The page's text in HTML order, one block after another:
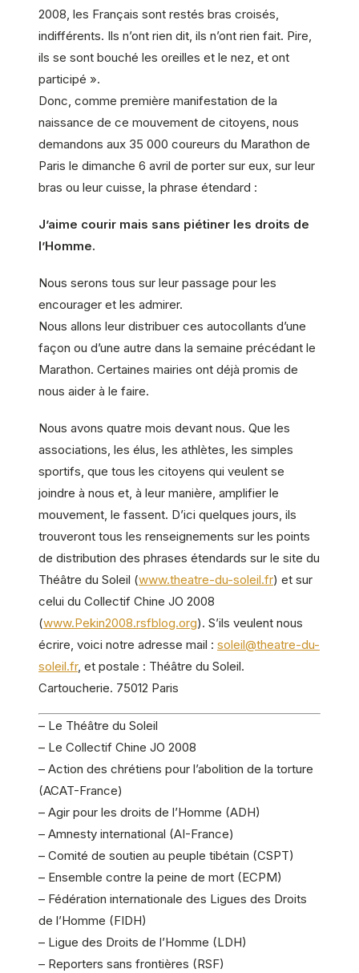
2008, les Français sont restés bras croisés,
indifférents. Ils n’ont rien dit, ils n’ont rien fait. Pire,
ils se sont bouché les oreilles et le nez, et ont
participé ».
Donc, comme première manifestation de la
naissance de ce mouvement de citoyens, nous
demandons aux 35 000 coureurs du Marathon de
Paris le dimanche 6 avril de porter sur eux, sur leur
bras ou leur cuisse, la phrase étendard :
J’aime courir mais sans piétiner les droits de
l’Homme.
Nous serons tous sur leur passage pour les
encourager et les admirer.
Nous allons leur distribuer ces autocollants d’une
façon ou d’une autre dans la semaine précédant le
Marathon. Certaines mairies ont déjà promis de
nous aider à le faire.
Nous avons quatre mois devant nous. Que les
associations, les élus, les athlètes, les simples
sportifs, que tous les citoyens qui veulent se
joindre à nous et, à leur manière, amplifier le
mouvement, le fassent. D’ici quelques jours, ils
trouveront tous les renseignements sur les points
de distribution des phrases étendards sur le site du
Théâtre du Soleil (www.theatre-du-soleil.fr) et sur
celui du Collectif Chine JO 2008
(www.Pekin2008.rsfblog.org). S’ils veulent nous
écrire, voici notre adresse mail : soleil@theatre-du-
soleil.fr, et postale : Théâtre du Soleil.
Cartoucherie. 75012 Paris
– Le Théâtre du Soleil
– Le Collectif Chine JO 2008
– Action des chrétiens pour l’abolition de la torture
(ACAT-France)
– Agir pour les droits de l’Homme (ADH)
– Amnesty international (AI-France)
– Comité de soutien au peuple tibétain (CSPT)
– Ensemble contre la peine de mort (ECPM)
– Fédération internationale des Ligues des Droits
de l’Homme (FIDH)
– Ligue des Droits de l’Homme (LDH)
– Reporters sans frontières (RSF)